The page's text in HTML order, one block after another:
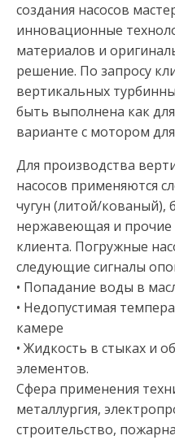
создания насосов
инновационные
материалов и
решение. По запросу
вертикальных
быть выполнена как
варианте с мотором
Для производства
насосов применяются
чугун (литой/кованый),
нержавеющая и прочие
клиента. Погружные
следующие сигналы
• Попадание воды в
• Недопустимая
камере
• Жидкость в стыках и
элементов.
Сфера применения
металлургия,
строительство,